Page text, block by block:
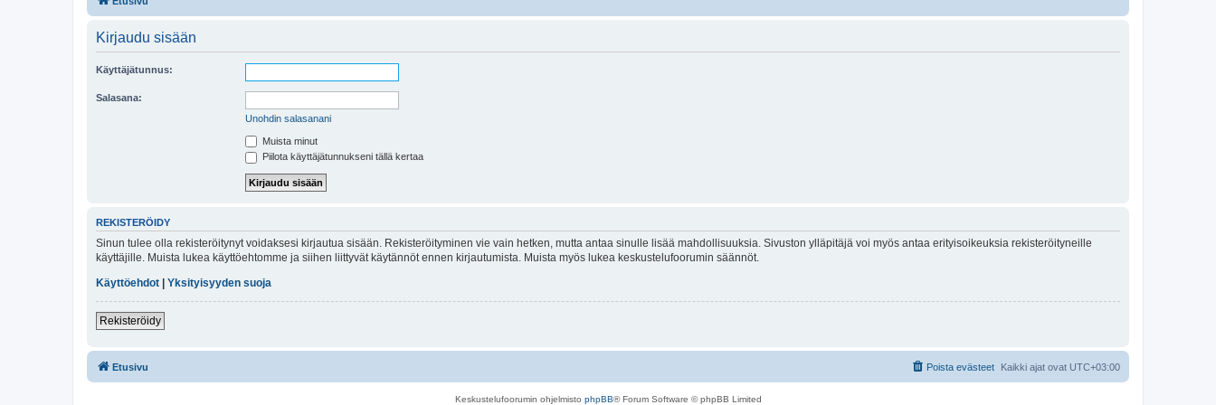
Kirjaudu sisään
Käyttäjätunnus:
Salasana:
Unohdin salasanani
Muista minut
Piilota käyttäjätunnukseni tällä kertaa
REKISTERÖIDY
Sinun tulee olla rekisteröitynyt voidaksesi kirjautua sisään. Rekisteröityminen vie vain hetken, mutta antaa sinulle lisää mahdollisuuksia. Sivuston ylläpitäjä voi myös antaa erityisoikeuksia rekisteröityneille
käyttäjille. Muista lukea käyttöehtomme ja siihen liittyvät käytännöt ennen kirjautumista. Muista myös lukea keskustelufoorumin säännöt.
Käyttöehdot
Yksityisyyden suoja
Rekisteröidy
Etusivu Kaikki ajat ovat UTC+03:00
Poista evästeet
Keskustelufoorumin ohjelmisto phpBB® Forum Software © phpBB Limited